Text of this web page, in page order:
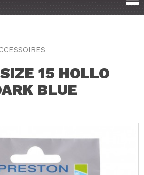
15 HOLLO
BLUE